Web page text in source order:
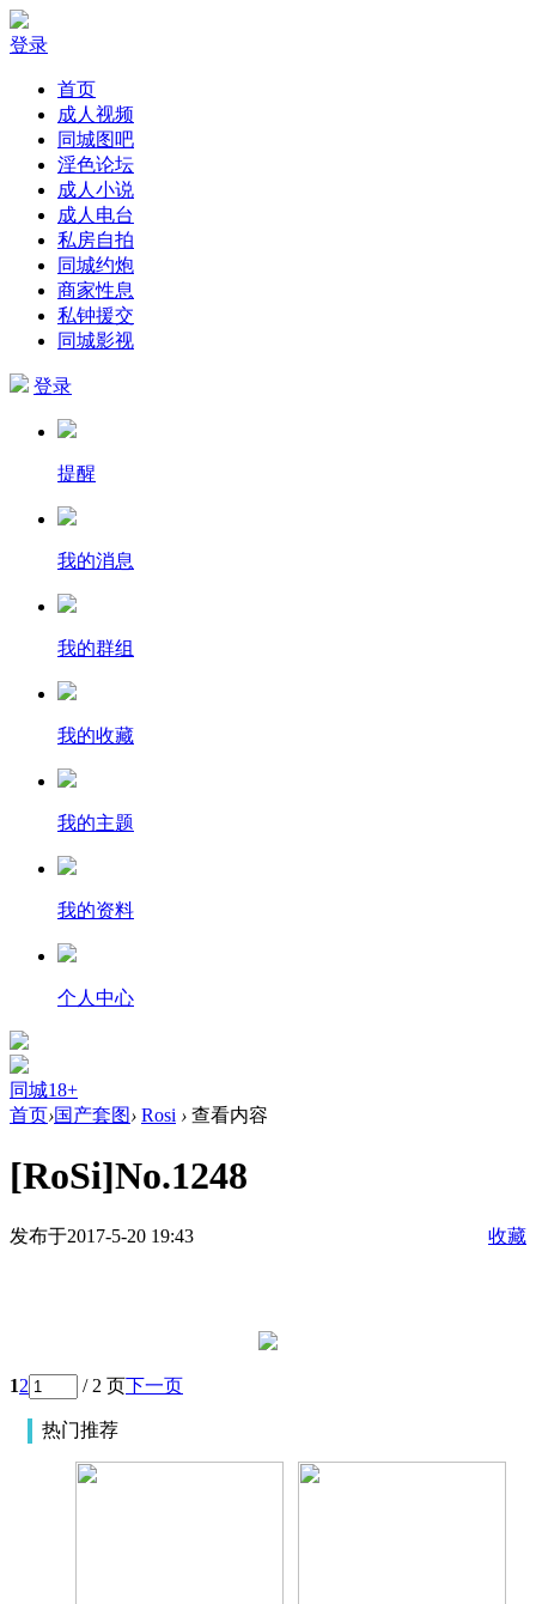
登录
首页
成人视频
同城图吧
淫色论坛
成人小说
成人电台
私房自拍
同城约炮
商家性息
私钟援交
同城影视
登录
提醒
我的消息
我的群组
我的收藏
我的主题
我的资料
个人中心
同城18+
首页›国产套图› Rosi › 查看内容
[RoSi]No.1248
发布于2017-5-20 19:43 收藏
12 / 2 页下一页
热门推荐